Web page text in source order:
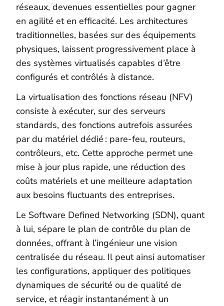
réseaux, devenues essentielles pour gagner
en agilité et en efficacité. Les architectures
traditionnelles, basées sur des équipements
physiques, laissent progressivement place à
des systèmes virtualisés capables d’être
configurés et contrôlés à distance.
La virtualisation des fonctions réseau (NFV)
consiste à exécuter, sur des serveurs
standards, des fonctions autrefois assurées
par du matériel dédié : pare-feu, routeurs,
contrôleurs, etc. Cette approche permet une
mise à jour plus rapide, une réduction des
coûts matériels et une meilleure adaptation
aux besoins fluctuants des entreprises.
Le Software Defined Networking (SDN), quant
à lui, sépare le plan de contrôle du plan de
données, offrant à l’ingénieur une vision
centralisée du réseau. Il peut ainsi automatiser
les configurations, appliquer des politiques
dynamiques de sécurité ou de qualité de
service, et réagir instantanément à un